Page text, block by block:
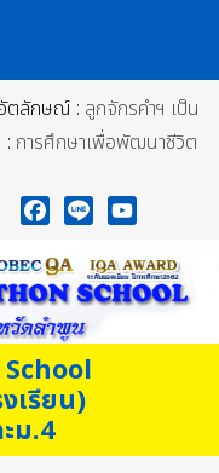
ตลักษณ์ : ลูกจักรคำฯ เป็น
: การศึกษาเพื่อพัฒนาชีวิต
เรียน)
ม.4